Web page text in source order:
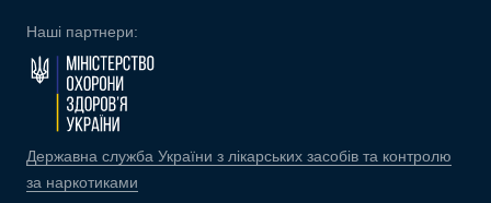
Наші партнери:
Державна служба України з лікарських засобів та контролю
за наркотиками